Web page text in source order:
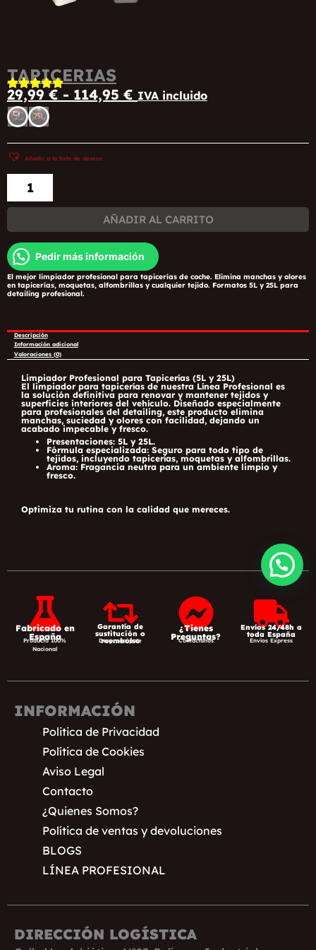
TAPICERIAS
29,99 € - 114,95 € Rango
de
114,95 €
IVA incluido
Añadir a la lista de deseos
TAPICERIAS
cantidad
AÑADIR AL CARRITO
Pedir más información
El mejor limpiador profesional para tapicerías de coche. Elimina manchas y olores
en tapicerías, moquetas, alfombrillas y cualquier tejido. Formatos 5L y 25L para
detailing profesional.
Descripción
Información adicional
Valoraciones (0)
Limpiador Profesional para Tapicerías (5L y 25L)
El limpiador para tapicerías de nuestraLínea Profesional es
la solución definitiva para renovar y mantener tejidos y
superficies interiores del vehículo. Diseñado especialmente
para profesionales del detailing, este producto elimina
manchas, suciedad y olores con facilidad, dejando un
acabado impecable y fresco.
Presentaciones: 5L y 25L.
Fórmula especializada: Seguro para todo tipo de
tejidos, incluyendo tapicerías, moquetas y alfombrillas.
Aroma: Fragancia neutra para un ambiente limpio y
fresco.
Optimiza tu rutina con la calidad que mereces.
Fabricado en
España
Producto 100%
Nacional
Garantía de
sustitución o
reembolso
Despreocúpate
¿Tienes
Preguntas?
Contáctanos
Envíos 24/48h a
toda España
Envíos Express
INFORMACIÓN
Politica de Privacidad
Política de Cookies
Aviso Legal
Contacto
¿Quienes Somos?
Política de ventas y devoluciones
BLOGS
LÍNEA PROFESIONAL
DIRECCIÓN LOGÍSTICA